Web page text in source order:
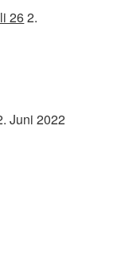
262.
Juni 2022